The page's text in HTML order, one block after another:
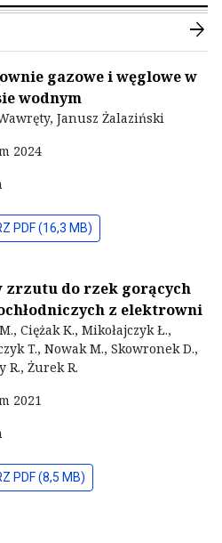
arrow_forward
gazowe i węglowe w
wodnym
Janusz Żalaziński
2024
PDF (16,3 MB)
zrzutu do rzek gorących
z elektrowni
Ciężak K., Mikołajczyk Ł.,
T., Nowak M., Skowronek D.,
R., Żurek R.
2021
PDF (8,5 MB)